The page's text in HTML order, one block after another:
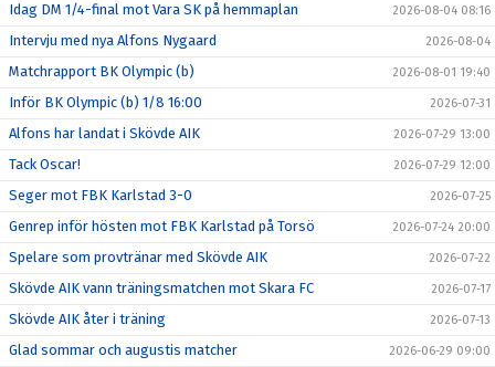
Idag DM 1/4-final mot Vara SK på hemmaplan 2026-08-04 08:16
Intervju med nya Alfons Nygaard 2026-08-04
Matchrapport BK Olympic (b) 2026-08-01 19:40
Inför BK Olympic (b) 1/8 16:00 2026-07-31
Alfons har landat i Skövde AIK 2026-07-29 13:00
Tack Oscar! 2026-07-29 12:00
Seger mot FBK Karlstad 3-0 2026-07-25
Genrep inför hösten mot FBK Karlstad på Torsö 2026-07-24 20:00
Spelare som provtränar med Skövde AIK 2026-07-22
Skövde AIK vann träningsmatchen mot Skara FC 2026-07-17
Skövde AIK åter i träning 2026-07-13
Glad sommar och augustis matcher 2026-06-29 09:00